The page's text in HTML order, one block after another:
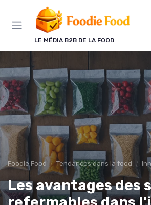
LE MÉDIA B2B DE LA FOOD
Foodie Food Tendances dans la food
Les avantages des
Panneau de gestion des cookies